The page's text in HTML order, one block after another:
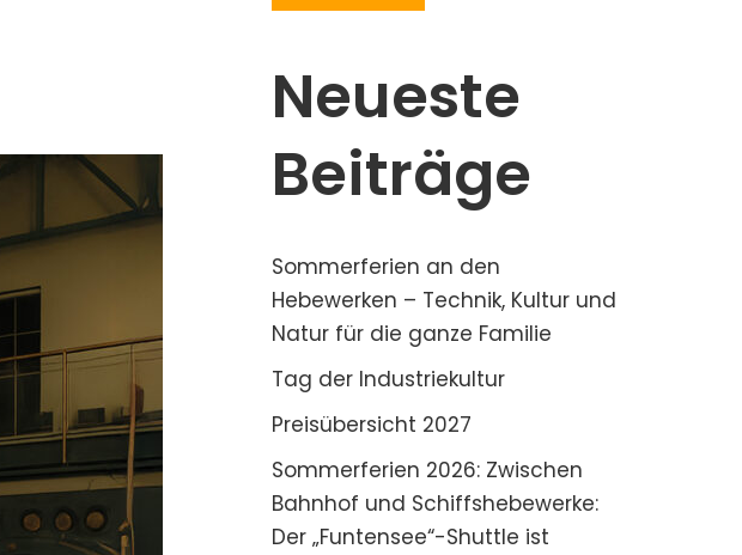
Neueste
Beiträge
Sommerferien an den
Hebewerken – Technik, Kultur und
Natur für die ganze Familie
Tag der Industriekultur
Preisübersicht 2027
Sommerferien 2026: Zwischen
Bahnhof und Schiffshebewerke:
Der „Funtensee“-Shuttle ist